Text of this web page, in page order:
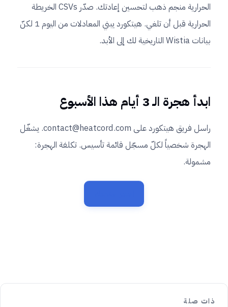
الحرارية منجم ذهب لتحسين إعادتك. صدّر CSVs الخريطة
الحرارية قبل أن تلغي. هيتكورد يبني المعادلات من اليوم 1 لكنّ
بيانات Wistia التاريخية لك إلى الأبد.
ابدأ هجرة الـ 3 أيام هذا الأسبوع
راسل فريق هيتكورد على contact@heatcord.com. يشغّل
الهجرة شخصياً لكلّ مسجّل قائمة تأسيس. تكلفة الهجرة:
مشمولة.
ذات صلة